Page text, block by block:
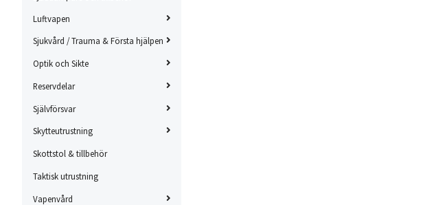
Luftvapen
Sjukvård / Trauma & Första hjälpen
Optik och Sikte
Reservdelar
Självförsvar
Skytteutrustning
Skottstol & tillbehör
Taktisk utrustning
Vapenvård